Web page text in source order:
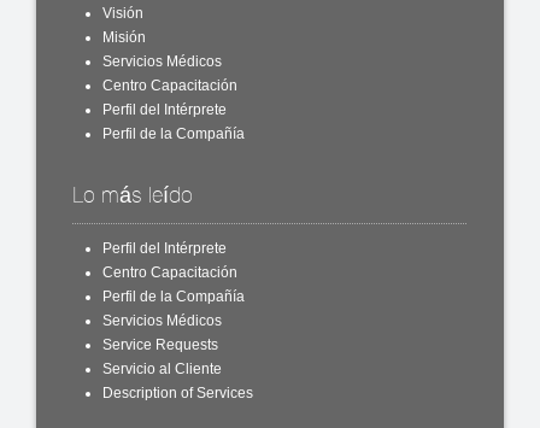
Visión
Misión
Servicios Médicos
Centro Capacitación
Perfil del Intérprete
Perfil de la Compañía
Lo más leído
Perfil del Intérprete
Centro Capacitación
Perfil de la Compañía
Servicios Médicos
Service Requests
Servicio al Cliente
Description of Services